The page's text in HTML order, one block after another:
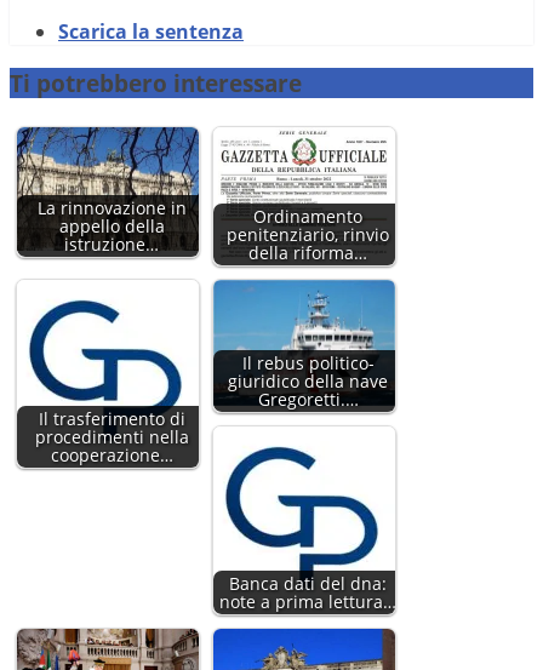
Scarica la sentenza
Ti potrebbero interessare
La rinnovazione in
appello della
istruzione…
Ordinamento
penitenziario, rinvio
della riforma…
Il trasferimento di
procedimenti nella
cooperazione…
Il rebus politico-
giuridico della nave
Gregoretti.…
Banca dati del dna:
note a prima lettura…